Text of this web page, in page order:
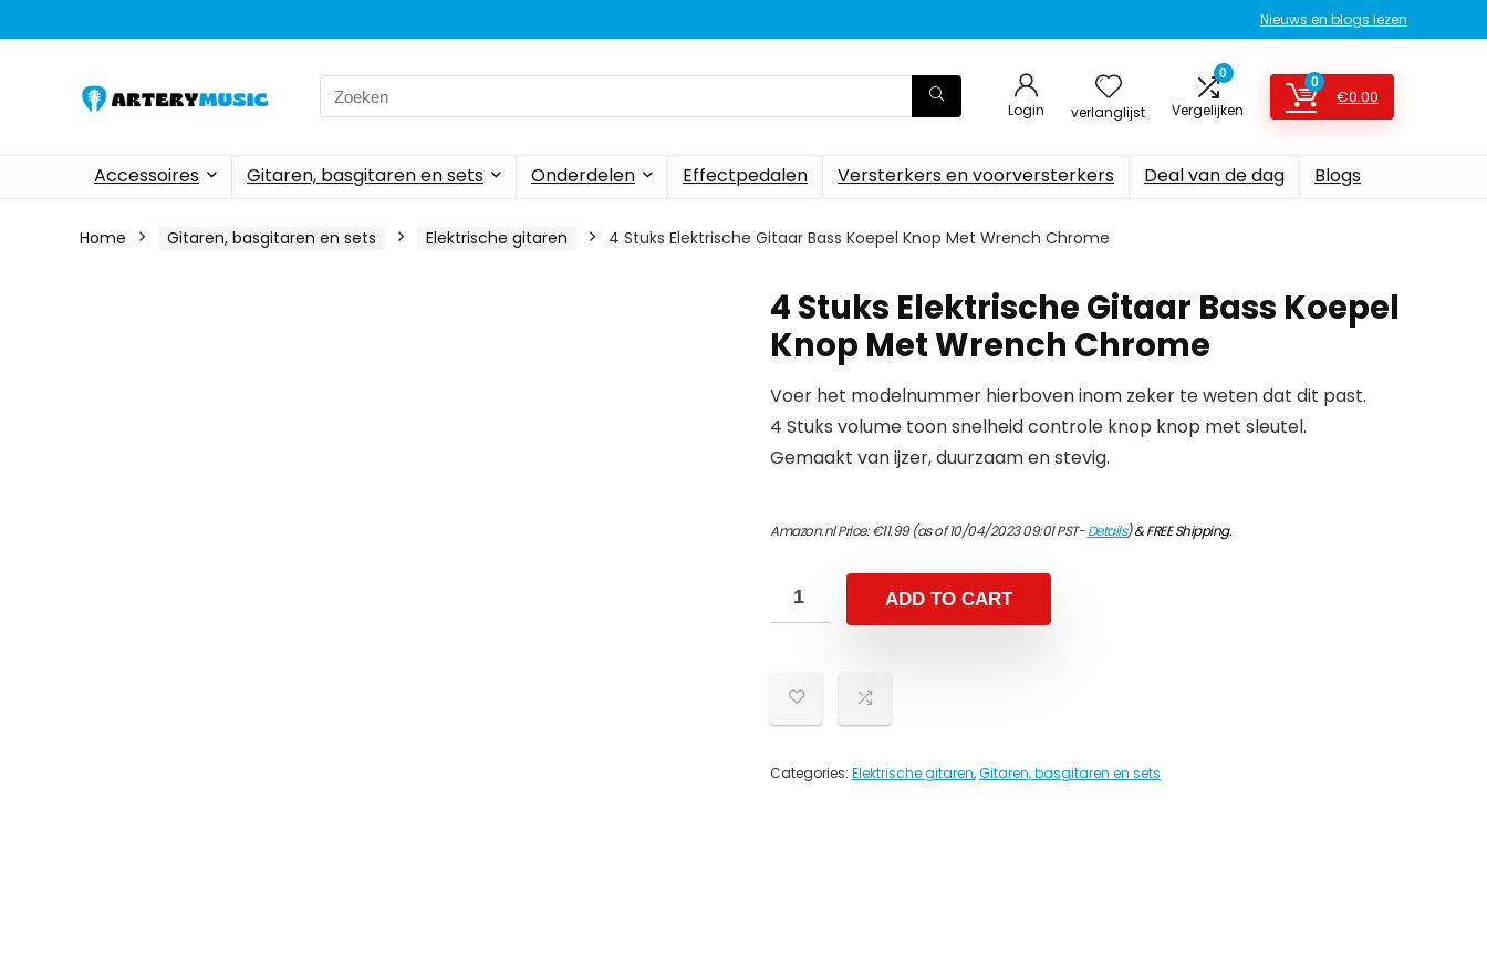
Nieuws en blogs lezen
Search
for:
Login verlanglijst
0
Vergelijken
0
€0.00
Accessoires Gitaren, basgitaren en sets Onderdelen Effectpedalen Versterkers en voorversterkers Deal van de dag Blogs
Home Gitaren, basgitaren en sets Elektrische gitaren 4 Stuks Elektrische Gitaar Bass Koepel Knop Met Wrench Chrome
4 Stuks Elektrische Gitaar Bass Koepel
Knop Met Wrench Chrome
Voer het modelnummer hierboven inom zeker te weten dat dit past.
4 Stuks volume toon snelheid controle knop knop met sleutel.
Gemaakt van ijzer, duurzaam en stevig.
Amazon.nl Price:€11.99(as of 10/04/2023 09:01 PST-Details)&FREE Shipping.
ADD TO CART
Categories: Elektrische gitaren,Gitaren, basgitaren en sets